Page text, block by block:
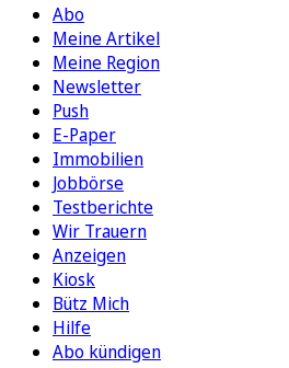
Abo
Meine Artikel
Meine Region
Newsletter
Push
E-Paper
Immobilien
Jobbörse
Testberichte
Wir Trauern
Anzeigen
Kiosk
Bütz Mich
Hilfe
Abo kündigen